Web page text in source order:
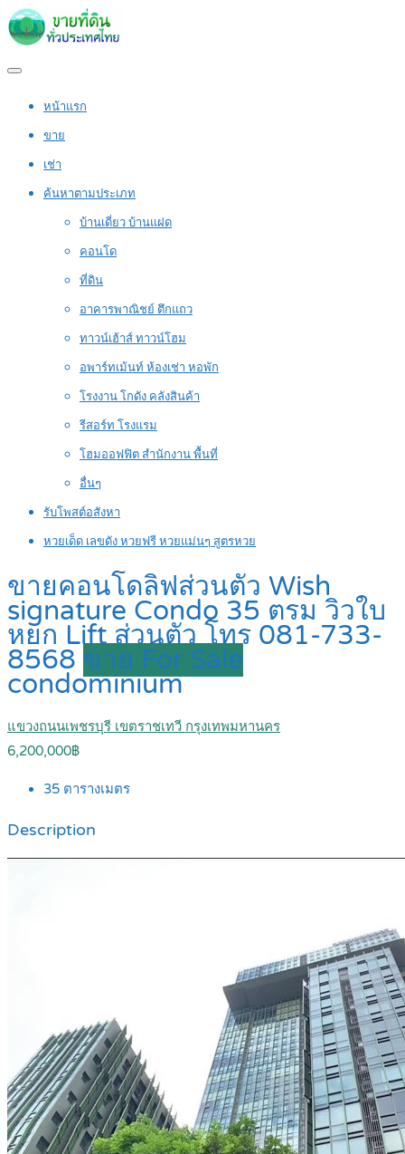
หน้าแรก
ขาย
เช่า
ค้นหาตามประเภท
บ้านเดี่ยว บ้านแฝด
คอนโด
ที่ดิน
อาคารพาณิชย์ ตึกแถว
ทาวน์เฮ้าส์ ทาวน์โฮม
อพาร์ทเม้นท์ ห้องเช่า หอพัก
โรงงาน โกดัง คลังสินค้า
รีสอร์ท โรงแรม
โฮมออฟฟิต สำนักงาน พื้นที่
อื่นๆ
รับโพสต์อสังหา
หวยเด็ด เลขดัง หวยฟรี หวยแม่นๆ สูตรหวย
ขายคอนโดลิฟส่วนตัว Wish
signature Condo 35 ตรม วิวใบ
หยก Lift ส่วนตัว โทร 081-733-
8568 ขาย For Sale
condominium
แขวงถนนเพชรบุรี เขตราชเทวี กรุงเทพมหานคร
6,200,000฿
35 ตารางเมตร
Description